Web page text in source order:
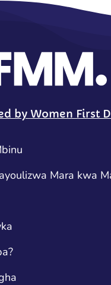
by Women First
Mara kwa